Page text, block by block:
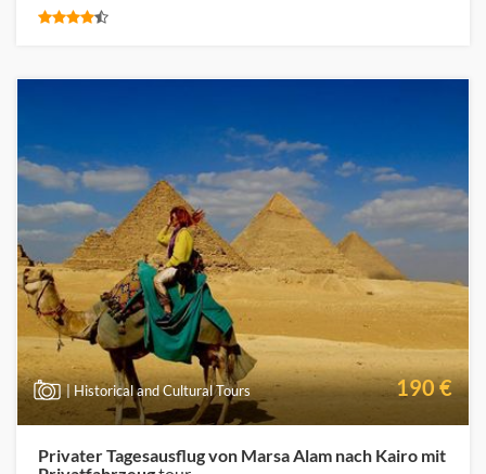
| Historical and Cultural Tours 190 €
Privater Tagesausflug von Marsa Alam nach Kairo mit